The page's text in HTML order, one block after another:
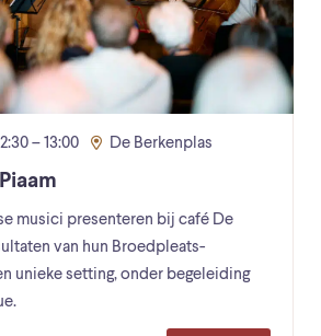
– 13:00 De Berkenplas
musici presenteren bij café De
van hun Broedpleats-
unieke setting, onder begeleiding